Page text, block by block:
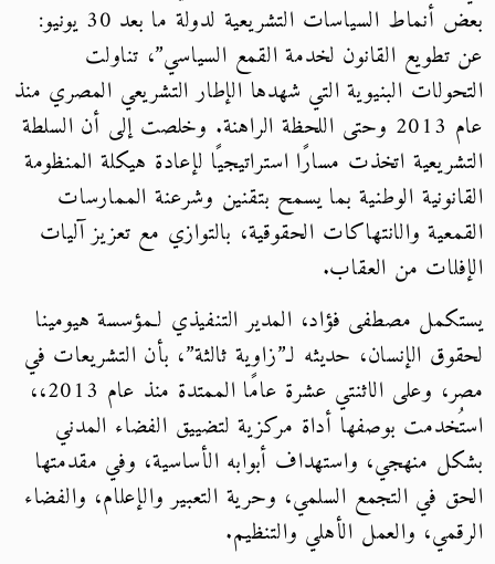
بعض أنماط السياسات التشريعية لدولة ما بعد 30 يونيو:
عن تطويع القانون لخدمة القمع السياسي”، تناولت
التحولات البنيوية التي شهدها الإطار التشريعي المصري منذ
عام 2013 وحتى اللحظة الراهنة. وخلصت إلى أن السلطة
التشريعية اتخذت مسارًا استراتيجيًا لإعادة هيكلة المنظومة
القانونية الوطنية بما يسمح بتقنين وشرعنة الممارسات
القمعية والانتهاكات الحقوقية، بالتوازي مع تعزيز آليات
الإفلات من العقاب.
يستكمل مصطفى فؤاد، المدير التنفيذي لـمؤسسة هيومينا
لحقوق الإنسان، حديثه لـ”زاوية ثالثة”، بأن التشريعات في
مصر، وعلى الاثنتي عشرة عامًا الممتدة منذ عام 2013،،
استُخدمت بوصفها أداة مركزية لتضييق الفضاء المدني
بشكل منهجي، واستهداف أبوابه الأساسية، وفي مقدمتها
الحق في التجمع السلمي، وحرية التعبير والإعلام، والفضاء
الرقمي، والعمل الأهلي والتنظيم.